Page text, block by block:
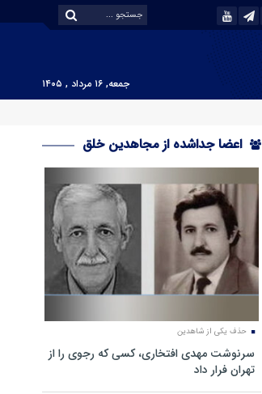
جمعه, ۱۶ مرداد , ۱۴۰۵
اعضا جداشده از مجاهدین خلق
حذف یکی از شاهدین
سرنوشت مهدی افتخاری، کسی که رجوی را از
تهران فرار داد